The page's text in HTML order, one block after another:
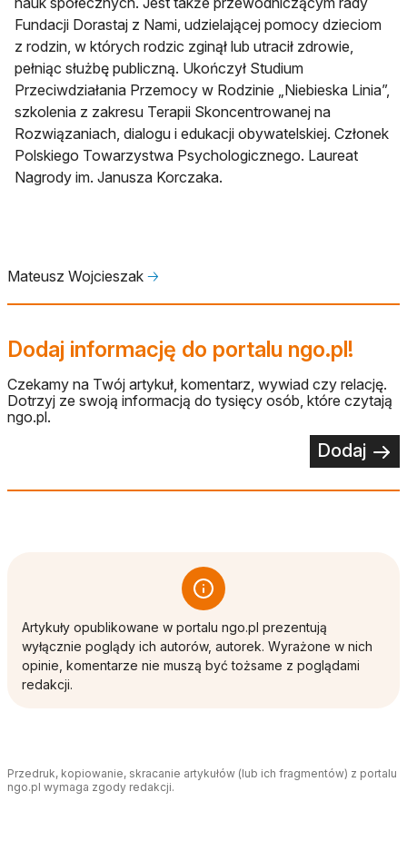
Fundacji Dorastaj z Nami, udzielającej pomocy dzieciom
z rodzin, w których rodzic zginął lub utracił zdrowie,
pełniąc służbę publiczną. Ukończył Studium
Przeciwdziałania Przemocy w Rodzinie „Niebieska Linia”,
szkolenia z zakresu Terapii Skoncentrowanej na
Rozwiązaniach, dialogu i edukacji obywatelskiej. Członek
Polskiego Towarzystwa Psychologicznego. Laureat
Nagrody im. Janusza Korczaka.
Mateusz Wojcieszak 🡢
Dodaj informację do portalu ngo.pl!
Czekamy na Twój artykuł, komentarz, wywiad czy relację.
Dotrzyj ze swoją informacją do tysięcy osób, które czytają
ngo.pl.
Dodaj
Artykuły opublikowane w portalu ngo.pl prezentują
wyłącznie poglądy ich autorów, autorek. Wyrażone w nich
opinie, komentarze nie muszą być tożsame z poglądami
redakcji.
Przedruk, kopiowanie, skracanie artykułów (lub ich fragmentów) z portalu
ngo.pl wymaga zgody redakcji.